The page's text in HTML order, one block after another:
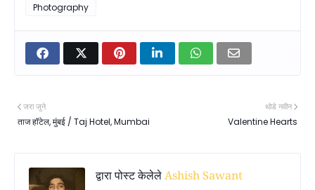
Photography
थोडे नवीन
Valentine Hearts
जरा जुने
ताज हॉटेल, मुंबई / Taj Hotel, Mumbai
द्वारा पोस्ट केलेलेAshish Sawant